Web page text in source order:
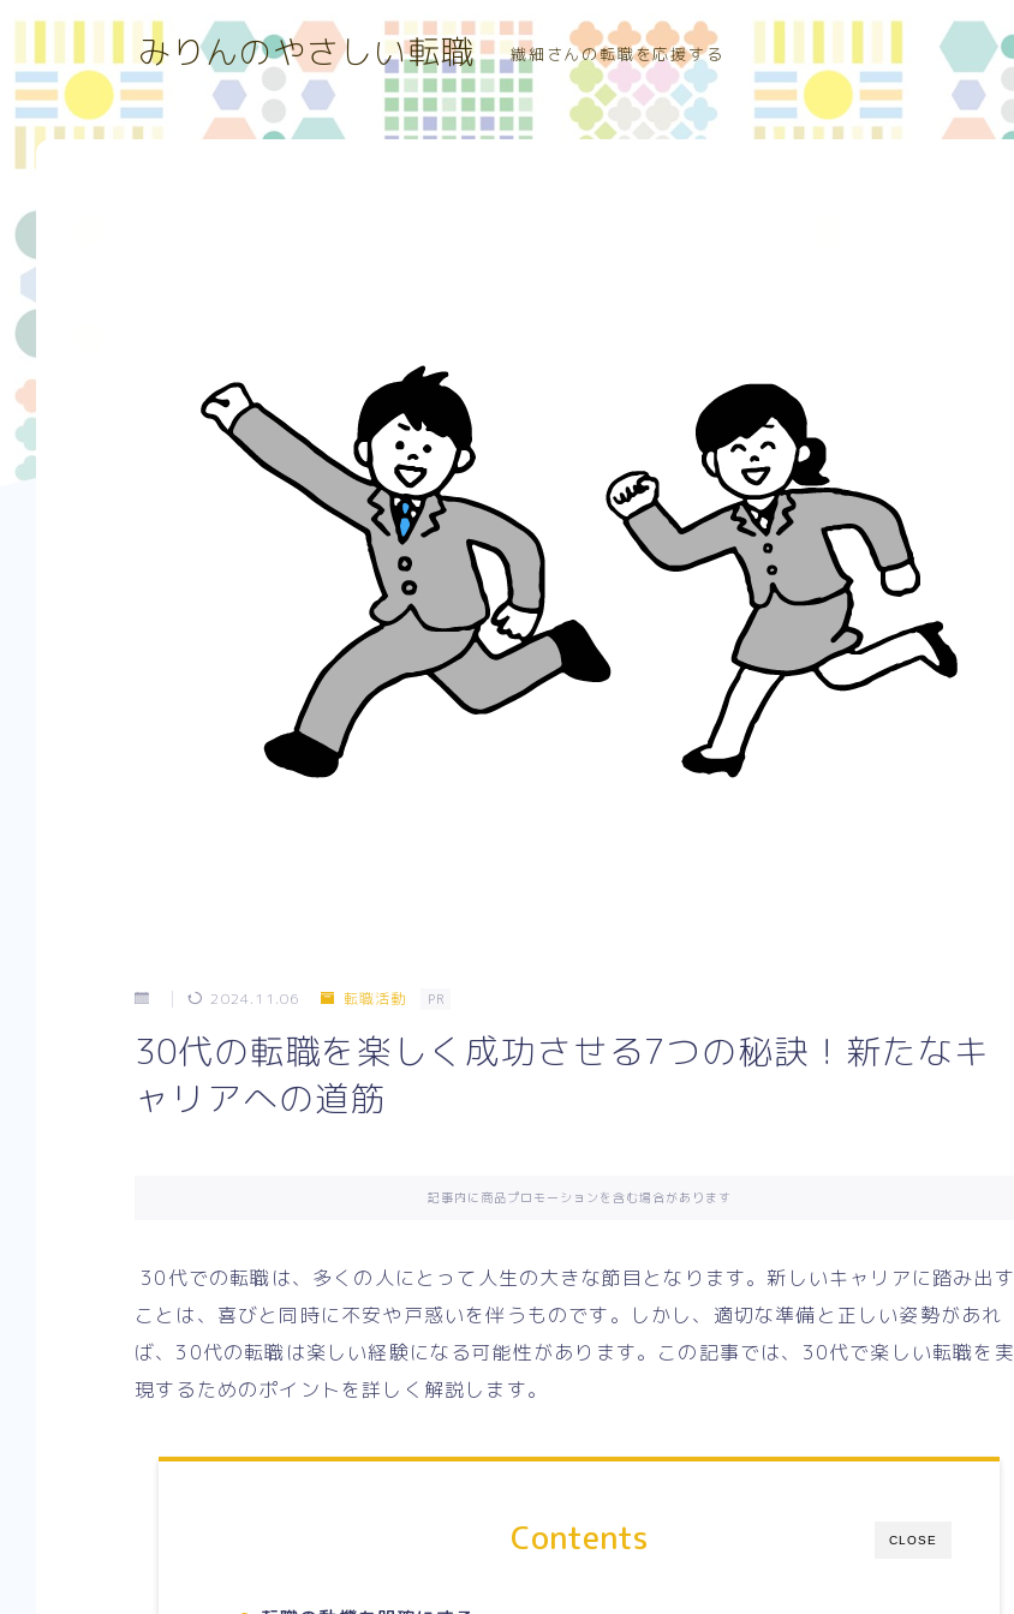
みりんのやさしい転職 繊細さんの転職を応援する
2024.11.06 転職活動 PR
30代の転職を楽しく成功させる7つの秘訣！新たなキ
ャリアへの道筋
記事内に商品プロモーションを含む場合があります
30代での転職は、多くの人にとって人生の大きな節目となります。新しいキャリアに踏み出す
ことは、喜びと同時に不安や戸惑いを伴うものです。しかし、適切な準備と正しい姿勢があれ
ば、30代の転職は楽しい経験になる可能性があります。この記事では、30代で楽しい転職を実
現するためのポイントを詳しく解説します。
CLOSE
Contents